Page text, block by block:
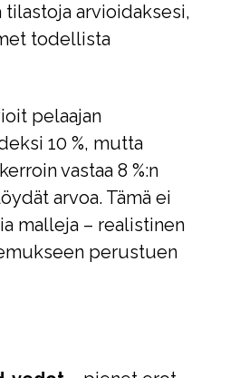
tilastoja arvioidaksesi,
todellista
pelaajan
10 %, mutta
vastaa 8 %:n
arvoa. Tämä ei
malleja – realistinen
perustuen